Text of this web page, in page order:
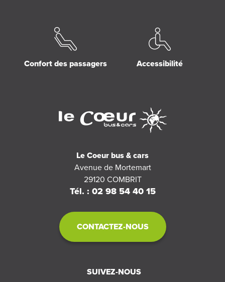
Confort des passagers Accessibilité
Le Coeur bus & cars
Avenue de Mortemart
29120 COMBRIT
Tél. : 02 98 54 40 15
CONTACTEZ-NOUS
SUIVEZ-NOUS